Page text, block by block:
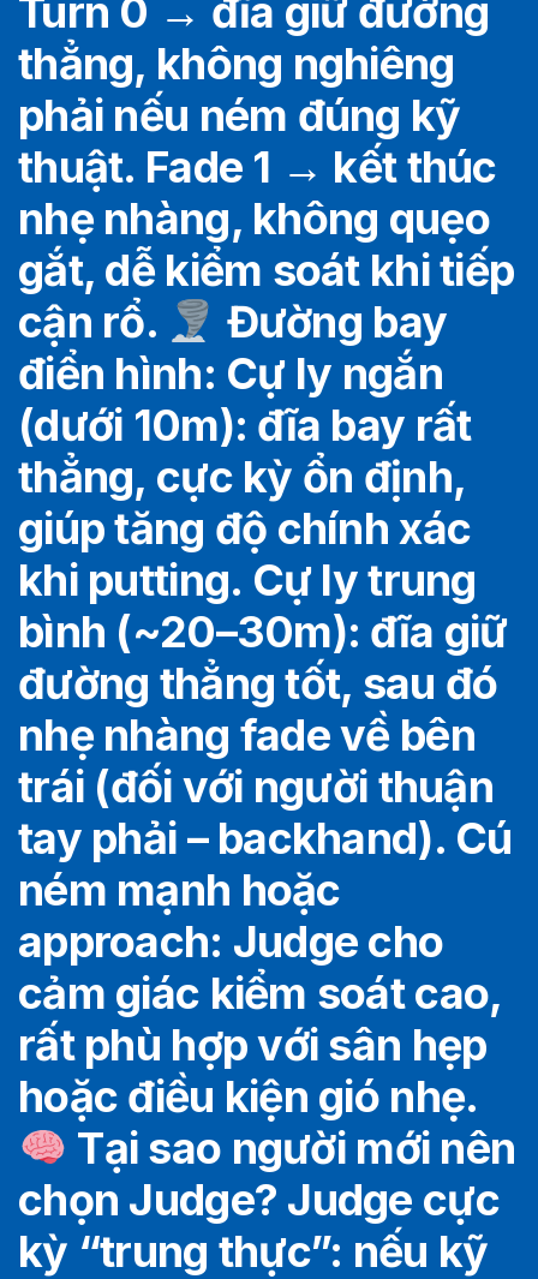
Turn 0 → đĩa giữ đường
thẳng, không nghiêng
phải nếu ném đúng kỹ
thuật. Fade 1 → kết thúc
nhẹ nhàng, không quẹo
gắt, dễ kiểm soát khi tiếp
cận rổ.
Đường bay
điển hình: Cự ly ngắn
(dưới 10m): đĩa bay rất
thẳng, cực kỳ ổn định,
giúp tăng độ chính xác
khi putting. Cự ly trung
bình (~20–30m): đĩa giữ
đường thẳng tốt, sau đó
nhẹ nhàng fade về bên
trái (đối với người thuận
tay phải – backhand). Cú
ném mạnh hoặc
approach: Judge cho
cảm giác kiểm soát cao,
rất phù hợp với sân hẹp
hoặc điều kiện gió nhẹ.
Tại sao người mới nên
chọn Judge? Judge cực
kỳ “trung thực”: nếu kỹ